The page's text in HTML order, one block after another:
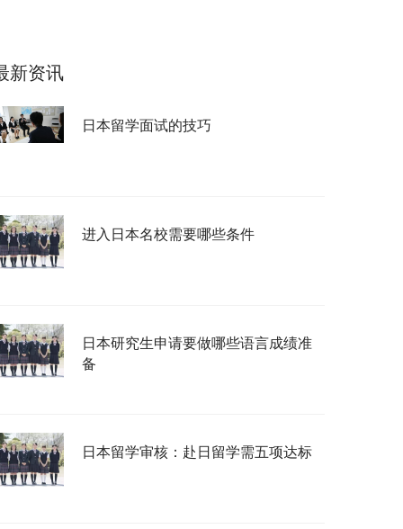
新资讯
日本留学面试的技巧
进入日本名校需要哪些条件
日本研究生申请要做哪些语言成绩准
备
日本留学审核：赴日留学需五项达标